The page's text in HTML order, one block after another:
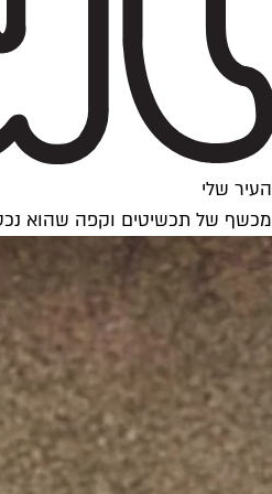
העיר שלי
מכשף של תכשיטים וקפה שהוא